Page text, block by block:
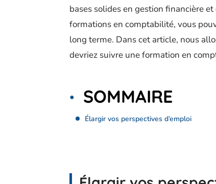
bases solides en gestion financière
formations en comptabilité, vous
long terme. Dans cet article, nous
devriez suivre une formation en
SOMMAIRE
Élargir vos perspectives d’emploi